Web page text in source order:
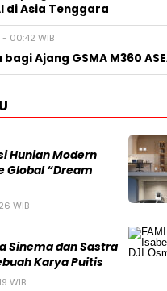
di Asia Tenggara
00:42 WIB
Ajang GSMA M360
Hunian Modern
Global “Dream
WIB
Sinema dan Sastra
Karya Puitis
WIB